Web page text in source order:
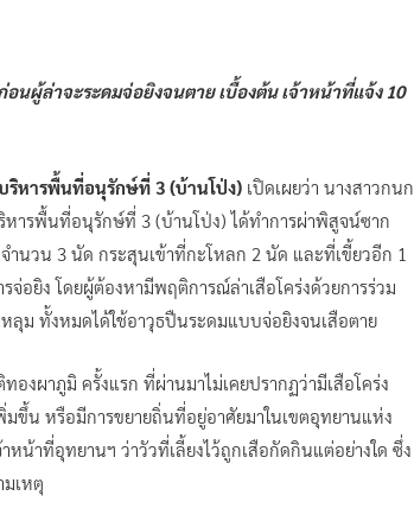
นผู้ล่าจะระดมจ่อยิงจนตาย เบื้องต้น เจ้าหน้าที่แจ้ง 10
หารพื้นที่อนุรักษ์ที่ 3 (บ้านโป่ง) เปิดเผยว่า นางสาวกนก
ารพื้นที่อนุรักษ์ที่ 3 (บ้านโป่ง) ได้ทำการผ่าพิสูจน์ซาก
ำนวน 3 นัด กระสุนเข้าที่กะโหลก 2 นัด และที่เขี้ยวอีก 1
อยิง โดยผู้ต้องหามีพฤติการณ์ล่าเสือโคร่งด้วยการร่วม
ลุม ทั้งหมดได้ใช้อาวุธปืนระดมแบบจ่อยิงจนเสือตาย
งผาภูมิ ครั้งแรก ที่ผ่านมาไม่เคยปรากฏว่ามีเสือโคร่ง
ขึ้น หรือมีการขยายถิ่นที่อยู่อาศัยมาในเขตอุทยานแห่ง
น้าที่อุทยานฯ ว่าวัวที่เลี้ยงไว้ถูกเสือกัดกินแต่อย่างใด ซึ่ง
เหตุ